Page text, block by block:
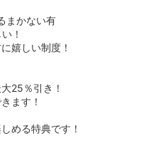
まかない有
！
嬉しい制度！
25％引き！
ます！
める特典です！